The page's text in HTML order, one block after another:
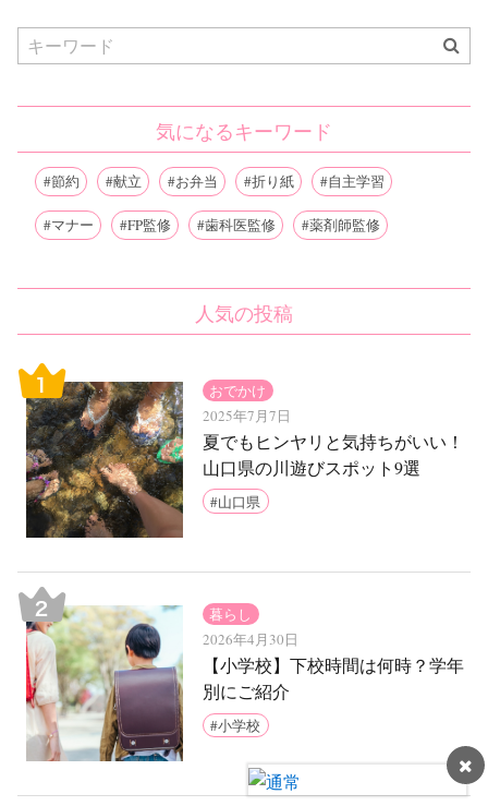
for:
気になるキーワード
節約 献立 お弁当 折り紙 自主学習
マナー FP監修 歯科医監修 薬剤師監修
人気の投稿
おでかけ
2025年7月7日
夏でもヒンヤリと気持ちがいい！
山口県の川遊びスポット9選
山口県
暮らし
2026年4月30日
【小学校】下校時間は何時？学年
別にご紹介
小学校